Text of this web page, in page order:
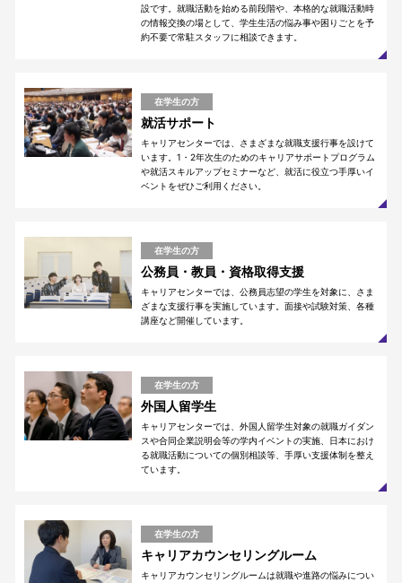
設です。就職活動を始める前段階や、本格的な就職活動時
の情報交換の場として、学生生活の悩み事や困りごとを予
約不要で常駐スタッフに相談できます。
在学生の方
就活サポート
キャリアセンターでは、さまざまな就職支援行事を設けて
います。1・2年次生のためのキャリアサポートプログラム
や就活スキルアップセミナーなど、就活に役立つ手厚いイ
ベントをぜひご利用ください。
在学生の方
公務員・教員・資格取得支援
キャリアセンターでは、公務員志望の学生を対象に、さま
ざまな支援行事を実施しています。面接や試験対策、各種
講座など開催しています。
在学生の方
外国人留学生
キャリアセンターでは、外国人留学生対象の就職ガイダン
スや合同企業説明会等の学内イベントの実施、日本におけ
る就職活動についての個別相談等、手厚い支援体制を整え
ています。
在学生の方
キャリアカウンセリングルーム
キャリアカウンセリングルームは就職や進路の悩みについ